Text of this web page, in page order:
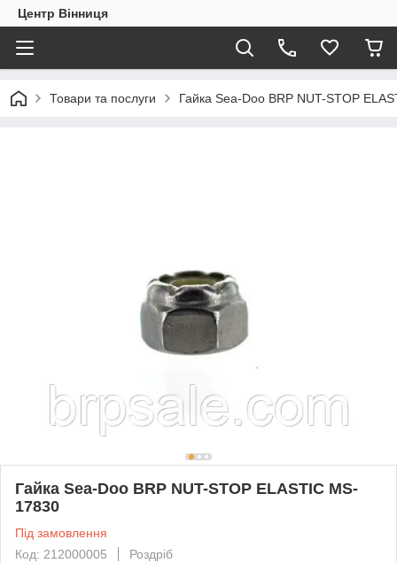
Центр Вінниця
Товари та послуги Гайка Sea-Doo BRP NUT-STOP
Гайка Sea-Doo BRP NUT-STOP ELASTIC MS-
17830
Під замовлення
Код: 212000005
Роздріб